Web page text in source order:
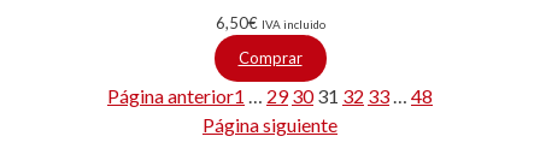
6,50€ IVA incluido
Comprar
Página anterior1 … 29 30 31 32 33… 48
Página siguiente